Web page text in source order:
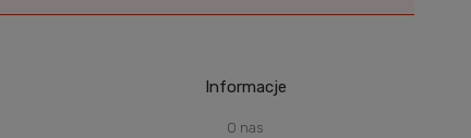
Informacje
O nas